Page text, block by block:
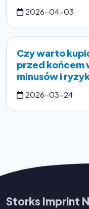
2026-04-03
Czy warto
przed końcem
minusów i
2026-03-24
Storks Imprint